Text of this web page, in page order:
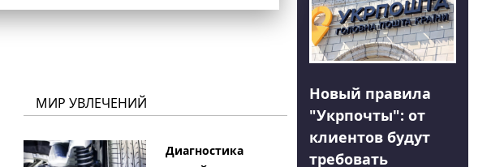
МИР УВЛЕЧЕНИЙ
Диагностика
Новый правила
"Укрпочты": от
клиентов будут
требовать